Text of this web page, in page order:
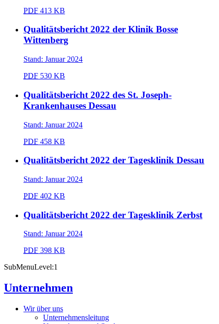
PDF 413 KB
Qualitätsbericht 2022 der Klinik Bosse
Wittenberg
Stand: Januar 2024
PDF 530 KB
Qualitätsbericht 2022 des St. Joseph-
Krankenhauses Dessau
Stand: Januar 2024
PDF 458 KB
Qualitätsbericht 2022 der Tagesklinik Dessau
Stand: Januar 2024
PDF 402 KB
Qualitätsbericht 2022 der Tagesklinik Zerbst
Stand: Januar 2024
PDF 398 KB
SubMenuLevel:1
Unternehmen
Wir über uns
Unternehmensleitung